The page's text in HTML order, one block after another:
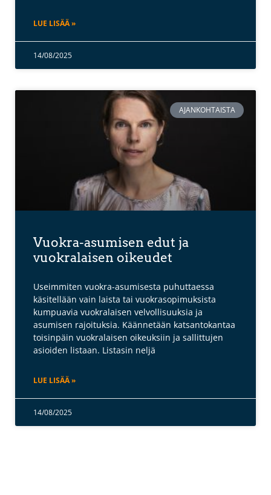
LUE LISÄÄ »
14/08/2025
AJANKOHTAISTA
Vuokra-asumisen edut ja
vuokralaisen oikeudet
Useimmiten vuokra-asumisesta puhuttaessa
käsitellään vain laista tai vuokrasopimuksista
kumpuavia vuokralaisen velvollisuuksia ja
asumisen rajoituksia. Käännetään katsantokantaa
toisinpäin vuokralaisen oikeuksiin ja sallittujen
asioiden listaan. Listasin neljä
LUE LISÄÄ »
14/08/2025